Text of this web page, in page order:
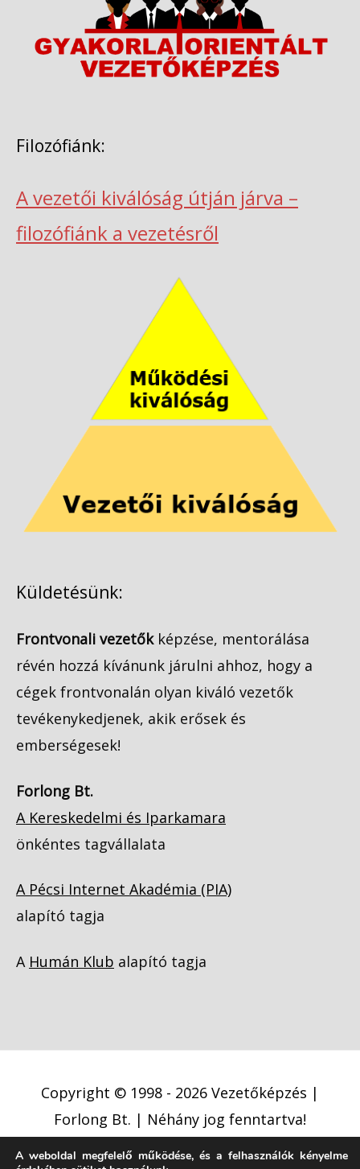
Filozófiánk:
A vezetői kiválóság útján járva –
filozófiánk a vezetésről
Küldetésünk:
Frontvonali vezetőkképzése, mentorálása
révén hozzá kívánunk járulni ahhoz, hogy a
cégek frontvonalán olyan kiváló vezetők
tevékenykedjenek, akik erősek és
emberségesek!
Forlong Bt.
A Kereskedelmi és Iparkamara
önkéntes tagvállalata
A Pécsi Internet Akadémia (PIA)
alapító tagja
A Humán Klub alapító tagja
Copyright © 1998 - 2026 Vezetőképzés |
Forlong Bt. | Néhány jog fenntartva!
Adatkezelési tájékoztató
A weboldal megfelelő működése, és a felhasználók kényelme